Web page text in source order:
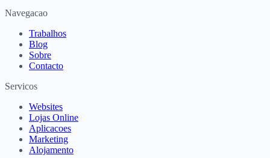
Navegacao
Trabalhos
Blog
Sobre
Contacto
Servicos
Websites
Lojas Online
Aplicacoes
Marketing
Alojamento